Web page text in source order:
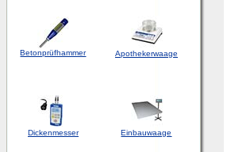
Betonprüfhammer Apothekerwaage
Dickenmesser Einbauwaage